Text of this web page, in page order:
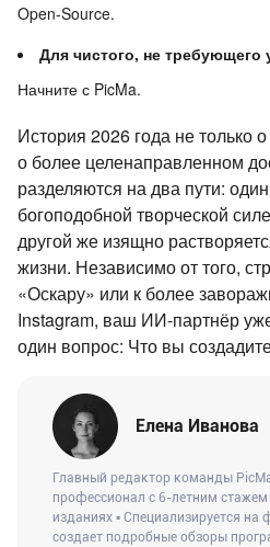
Open-Source.
Для чистого, не требующего
Начните с PicMa.
История 2026 года не
о более целенаправленном
разделяются на два пути:
богоподобной творческой
другой же изящно
жизни. Независимо от того,
«Оскару» или к более
Instagram, ваш ИИ-партнёр
один вопрос: Что вы
Елена Иванова
Главный редактор команды
профессионал с 6-летним стажем
изданиях ▪ Специализируется на
создает подробные обзоры